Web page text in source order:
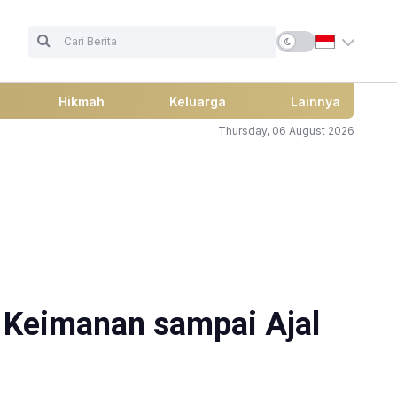
Hikmah Keluarga Lainnya
Thursday, 06 August 2026
sampai Ajal